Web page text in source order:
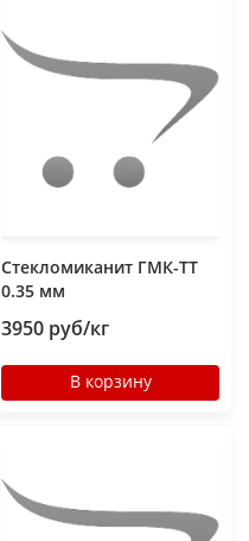
Стекломиканит ГМК-ТТ
0.35 мм
3950 руб/кг
В корзину